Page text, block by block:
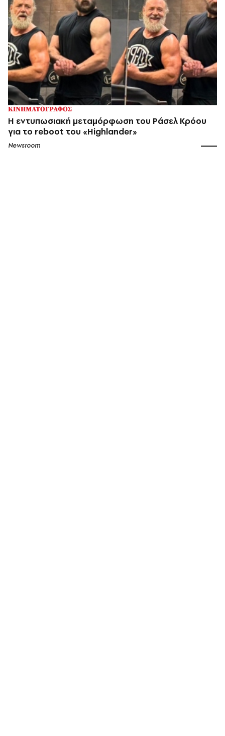
ΚΙΝΗΜΑΤΟΓΡΑΦΟΣ
Η εντυπωσιακή μεταμόρφωση του Ράσελ Κρόου
για το reboot του «Highlander»
Newsroom